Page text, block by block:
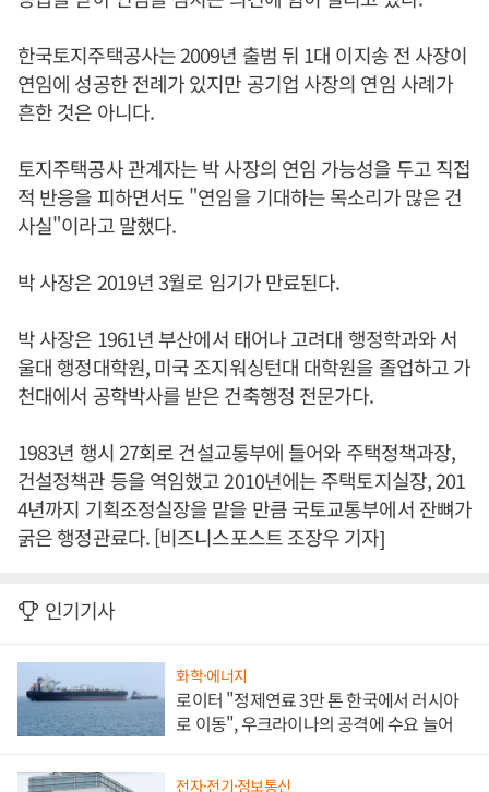
한국토지주택공사는 2009년 출범 뒤 1대 이지송 전 사장이
연임에 성공한 전례가 있지만 공기업 사장의 연임 사례가
흔한 것은 아니다.
토지주택공사 관계자는 박 사장의 연임 가능성을 두고 직접
적 반응을 피하면서도 "연임을 기대하는 목소리가 많은 건
사실"이라고 말했다.
박 사장은 2019년 3월로 임기가 만료된다.
박 사장은 1961년 부산에서 태어나 고려대 행정학과와 서
울대 행정대학원, 미국 조지워싱턴대 대학원을 졸업하고 가
천대에서 공학박사를 받은 건축행정 전문가다.
1983년 행시 27회로 건설교통부에 들어와 주택정책과장,
건설정책관 등을 역임했고 2010년에는 주택토지실장, 201
4년까지 기획조정실장을 맡을 만큼 국토교통부에서 잔뼈가
굵은 행정관료다. [비즈니스포스트 조장우 기자]
인기기사
화학·에너지
로이터 "정제연료 3만 톤 한국에서 러시아
로 이동", 우크라이나의 공격에 수요 늘어
전자·전기·정보통신